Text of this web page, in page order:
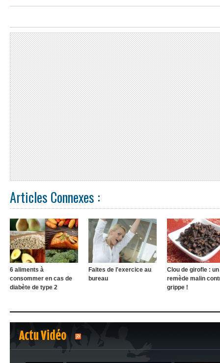
Articles Connexes :
6 aliments à
consommer en cas de
diabète de type 2
Faites de l'exercice au
bureau
Clou de girofle : un
remède malin
grippe !
Actu Vidéo
1 2